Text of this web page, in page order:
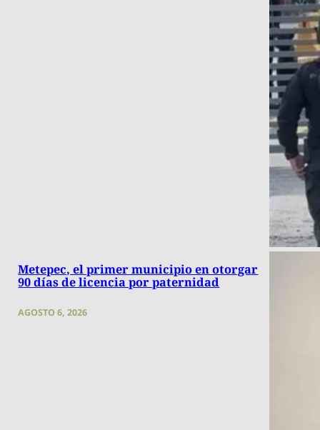
Metepec, el primer municipio en otorgar
90 días de licencia por paternidad
AGOSTO 6, 2026